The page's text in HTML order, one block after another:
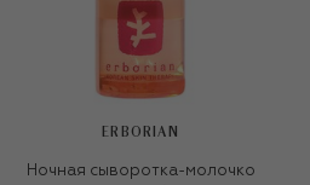
ERBORIAN
Ночная сыворотка-молочко